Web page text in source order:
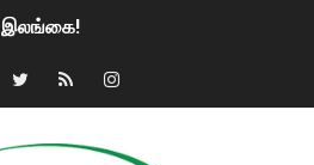
இலங்கை!
எங்களைத் தனிமையில்